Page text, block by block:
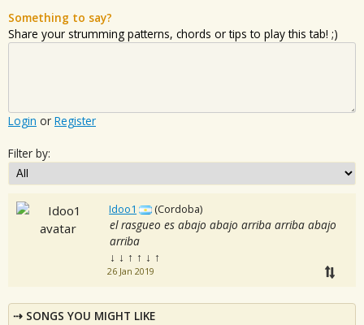
Something to say?
Share your strumming patterns, chords or tips to play this tab! ;)
Login or Register
Filter by:
Idoo1 (Cordoba)
el rasgueo es abajo abajo arriba arriba abajo
arriba
↓ ↓ ↑ ↑ ↓ ↑
26 Jan 2019
SONGS YOU MIGHT LIKE